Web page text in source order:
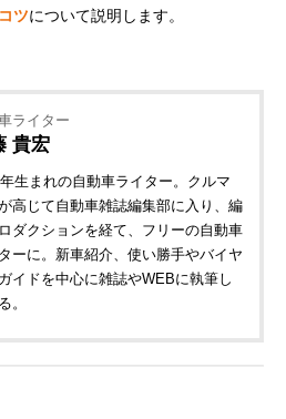
ツについて説明します。
ライター
貴宏
生まれの自動車ライター。クルマ
高じて自動車雑誌編集部に入り、編
ダクションを経て、フリーの自動車
ーに。新車紹介、使い勝手やバイヤ
イドを中心に雑誌やWEBに執筆し
。